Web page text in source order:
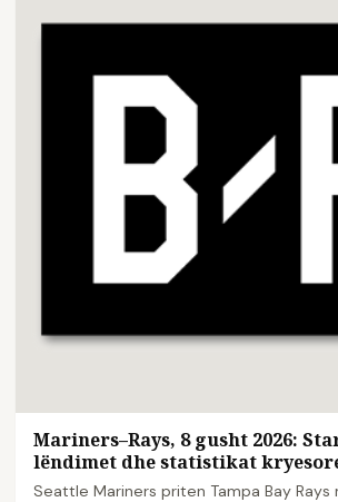
Mariners–Rays, 8 gusht 2026:
lëndimet dhe statistikat
Seattle Mariners priten Tampa Bay